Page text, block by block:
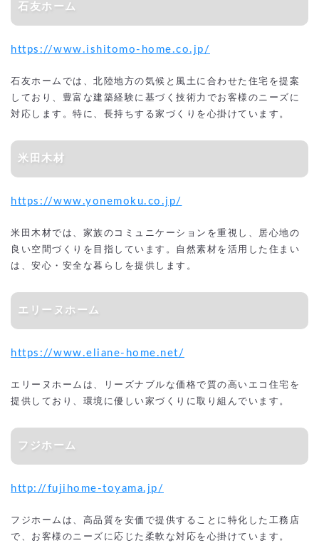
石友ホーム
https://www.ishitomo-home.co.jp/
石友ホームでは、北陸地方の気候と風土に合わせた住宅を提案
しており、豊富な建築経験に基づく技術力でお客様のニーズに
対応します。特に、長持ちする家づくりを心掛けています。
米田木材
https://www.yonemoku.co.jp/
米田木材では、家族のコミュニケーションを重視し、居心地の
良い空間づくりを目指しています。自然素材を活用した住まい
は、安心・安全な暮らしを提供します。
エリーヌホーム
https://www.eliane-home.net/
エリーヌホームは、リーズナブルな価格で質の高いエコ住宅を
提供しており、環境に優しい家づくりに取り組んでいます。
フジホーム
http://fujihome-toyama.jp/
フジホームは、高品質を安価で提供することに特化した工務店
で、お客様のニーズに応じた柔軟な対応を心掛けています。